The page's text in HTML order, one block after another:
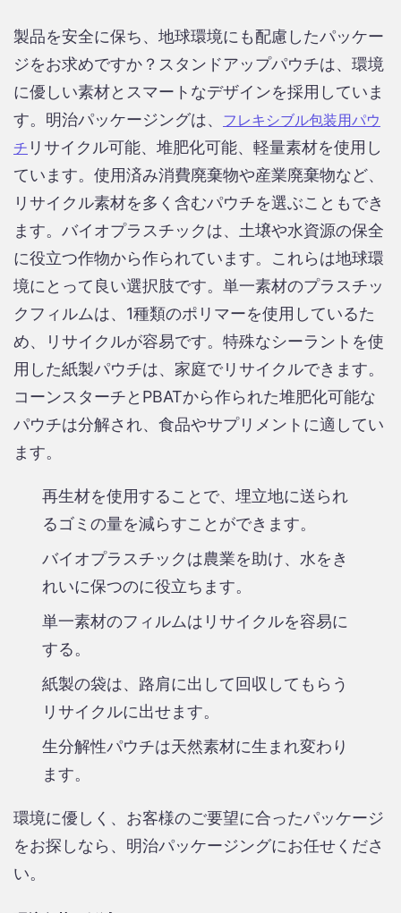
製品を安全に保ち、地球環境にも配慮したパッケー
ジをお求めですか？スタンドアップパウチは、環境
に優しい素材とスマートなデザインを採用していま
す。明治パッケージングは​​、 フレキシブル包装用パウ
チ リサイクル可能、堆肥化可能、軽量素材を使用し
ています。使用済み消費廃棄物や産業廃棄物など、
リサイクル素材を多く含むパウチを選ぶこともでき
ます。バイオプラスチックは、土壌や水資源の保全
に役立つ作物から作られています。これらは地球環
境にとって良い選択肢です。単一素材のプラスチッ
クフィルムは、1種類のポリマーを使用しているた
め、リサイクルが容易です。特殊なシーラントを使
用した紙製パウチは、家庭でリサイクルできます。
コーンスターチとPBATから作られた堆肥化可能な
パウチは分解され、食品やサプリメントに適してい
ます。
再生材を使用することで、埋立地に送られ
るゴミの量を減らすことができます。
バイオプラスチックは農業を助け、水をき
れいに保つのに役立ちます。
単一素材のフィルムはリサイクルを容易に
する。
紙製の袋は、路肩に出して回収してもらう
リサイクルに出せます。
生分解性パウチは天然素材に生まれ変わり
ます。
環境に優しく、お客様のご要望に合ったパッケージ
をお探しなら、明治パッケージングにお任せくださ
い。